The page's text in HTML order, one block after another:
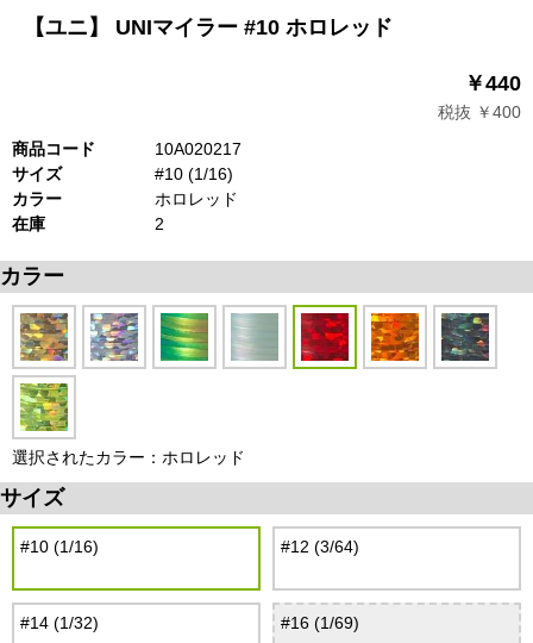
【ユニ】 UNIマイラー #10 ホロレッド
￥440
税抜 ￥400
商品コード
10A020217
サイズ
#10 (1/16)
カラー
ホロレッド
在庫
2
カラー
選択されたカラー：ホロレッド
サイズ
#10 (1/16) #12 (3/64)
#14 (1/32) #16 (1/69)